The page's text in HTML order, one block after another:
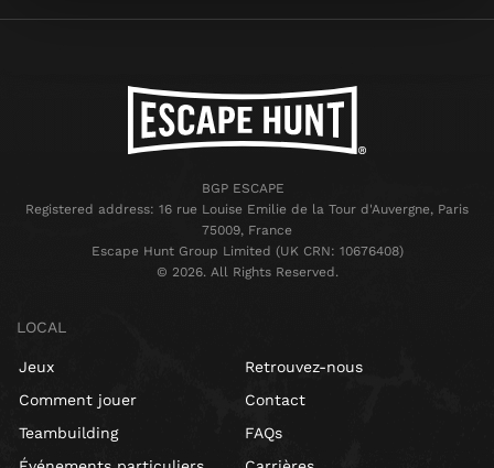
BGP ESCAPE
Registered address: 16 rue Louise Emilie de la Tour d'Auvergne, Paris
75009, France
Escape Hunt Group Limited (UK CRN: 10676408)
©️ 2026. All Rights Reserved.
LOCAL
Jeux
Comment jouer
Teambuilding
Retrouvez-nous
Contact
FAQs